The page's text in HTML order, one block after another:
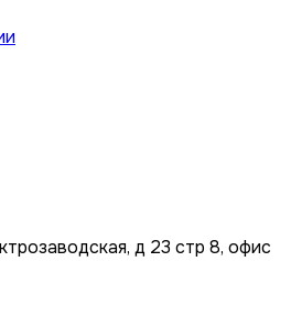
д 23 стр 8, офис